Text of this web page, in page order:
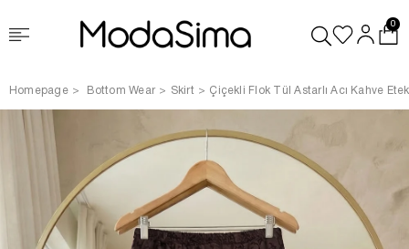
0
Homepage Bottom Wear Skirt Çiçekli Flok Tül Astarlı Acı Kahve Etek